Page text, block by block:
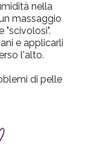
nella
massaggio
"scivolosi".
e applicarli
l'alto.
di pelle